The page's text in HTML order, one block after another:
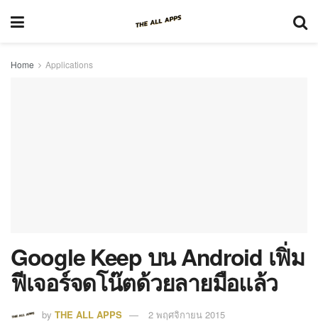
Home Applications
Google Keep บน Android เฟิ่ม
ฟีเจอร์จดโน๊ตด้วยลายมือแล้ว
by THE ALL APPS 2 พฤศจิกายน 2015